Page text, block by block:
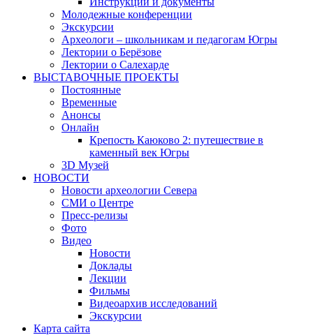
Молодежные конференции
Экскурсии
Археологи – школьникам и педагогам Югры
Лектории о Берёзове
Лектории о Салехарде
ВЫСТАВОЧНЫЕ ПРОЕКТЫ
Постоянные
Временные
Анонсы
Онлайн
Крепость Каюково 2: путешествие в
каменный век Югры
3D Музей
НОВОСТИ
Новости археологии Севера
СМИ о Центре
Пресс-релизы
Фото
Видео
Новости
Доклады
Лекции
Фильмы
Видеоархив исследований
Экскурсии
Карта сайта